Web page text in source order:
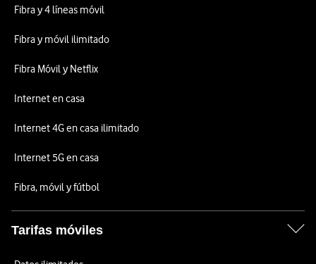
Fibra y 4 líneas móvil
Fibra y móvil ilimitado
Fibra Móvil y Netflix
Internet en casa
Internet 4G en casa ilimitado
Internet 5G en casa
Fibra, móvil y fútbol
Tarifas móviles